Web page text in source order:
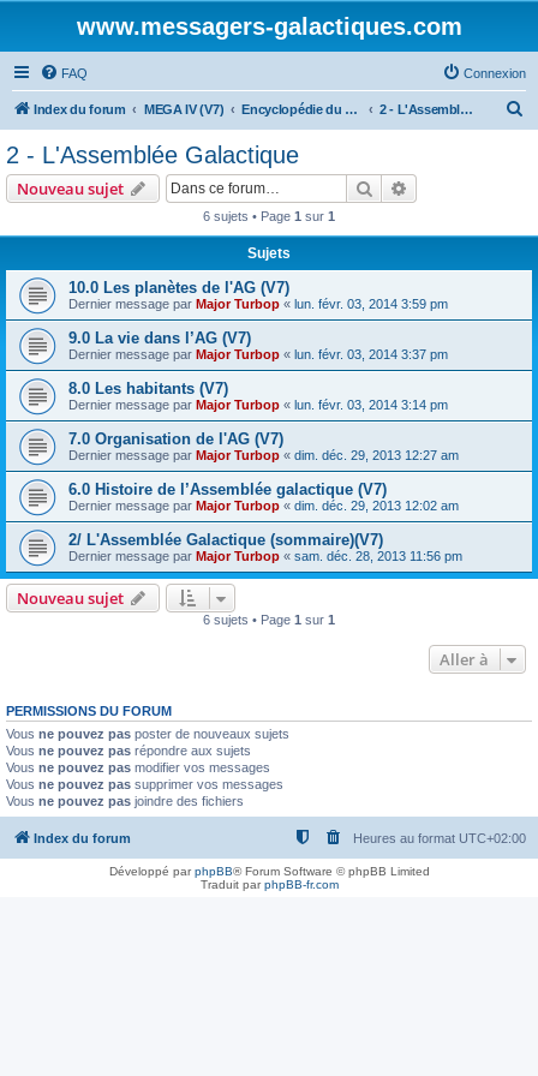
www.messagers-galactiques.com
FAQ Connexion
Index du forum MEGA IV (V7) Encyclopédie du Messager Galactique (V7) 2 - L'Assemblée Galactique
r
2 - L'Assemblée Galactique
Nouveau sujet Rechercher
6 sujets • Page 1 sur 1
Sujets
10.0 Les planètes de l'AG (V7)
Dernier message par Major Turbop « lun. févr. 03, 2014 3:59 pm
9.0 La vie dans l’AG (V7)
Dernier message par Major Turbop « lun. févr. 03, 2014 3:37 pm
8.0 Les habitants (V7)
Dernier message par Major Turbop « lun. févr. 03, 2014 3:14 pm
7.0 Organisation de l'AG (V7)
Dernier message par Major Turbop « dim. déc. 29, 2013 12:27 am
6.0 Histoire de l’Assemblée galactique (V7)
Dernier message par Major Turbop « dim. déc. 29, 2013 12:02 am
2/ L'Assemblée Galactique (sommaire)(V7)
Dernier message par Major Turbop « sam. déc. 28, 2013 11:56 pm
Nouveau sujet
6 sujets • Page 1 sur 1
Aller à
PERMISSIONS DU FORUM
Vous ne pouvez pas poster de nouveaux sujets
Vous ne pouvez pas répondre aux sujets
Vous ne pouvez pas modifier vos messages
Vous ne pouvez pas supprimer vos messages
Vous ne pouvez pas joindre des fichiers
Index du forum Heures au format UTC+02:00
Développé parphpBB® Forum Software © phpBB Limited
Traduit parphpBB-fr.com